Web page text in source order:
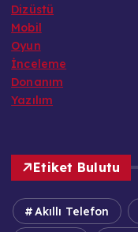
Dizüstü
Mobil
Oyun
İnceleme
Donanım
Yazılım
Etiket Bulutu
Akıllı Telefon